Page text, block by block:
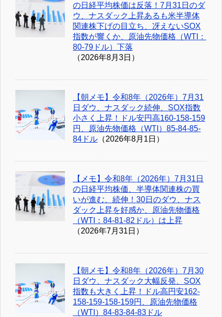
の日経平均株価は反落！7月31日のダ
ウ、ナスダック上昇あるも米半導体
関連株下げの目立ち、冴えないSOX
指数が響くか、原油先物価格（WTI：
80-79ドル）下落
（2026年8月3日）
【朝メモ】令和8年（2026年）7月31
日ダウ、ナスダック続伸、SOX指数
小さく上昇！ドル安円高160-158-159
円、原油先物価格（WTI）85-84-85-
84ドル （2026年8月1日）
【メモ】令和8年（2026年）7月31日
の日経平均株価、半導体関連株の買
いが進む、続伸！30日のダウ、ナス
ダック上昇を好感か、原油先物価格
（WTI：84-81-82ドル）は上昇
（2026年7月31日）
【朝メモ】令和8年（2026年）7月30
日ダウ、ナスダック大幅反発、SOX
指数も大きく上昇！ドル高円安162-
158-159-158-159円、原油先物価格
（WTI）84-83-84-83ドル